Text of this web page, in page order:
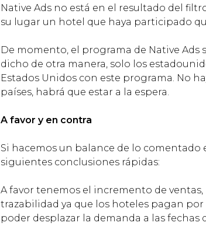
Native Ads no está en el resultado del
su lugar un hotel que haya participado
De momento, el programa de Native Ads
dicho de otra manera, solo los
Estados Unidos con este programa. No
países, habrá que estar a la espera.
A favor y en contra
Si hacemos un balance de lo comentado
siguientes conclusiones rápidas:
A favor tenemos el incremento de
trazabilidad ya que los hoteles pagan
poder desplazar la demanda a las fechas